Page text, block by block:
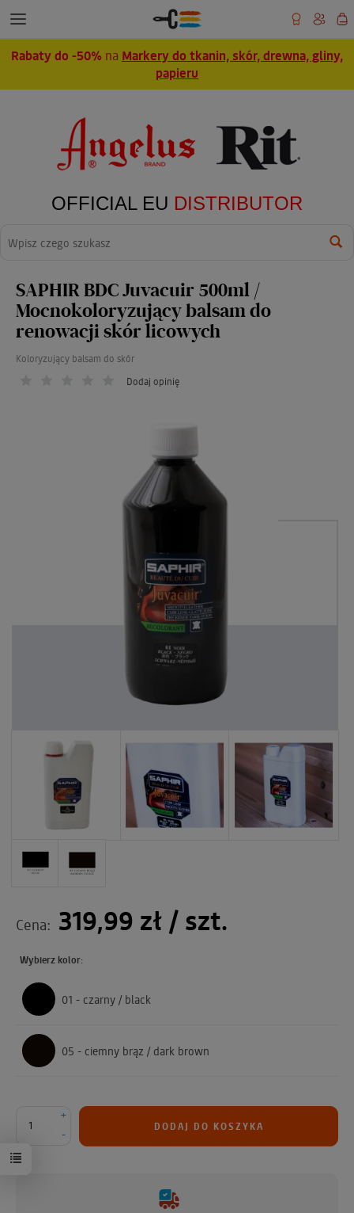
Rabaty do -50% na Markery do tkanin, skór, drewna, gliny,
papieru
OFFICIAL EU DISTRIBUTOR
SAPHIR BDC Juvacuir 500ml /
Mocnokoloryzujący balsam do
renowacji skór licowych
Koloryzujący balsam do skór
Dodaj opinię
Cena: 319,99 zł / szt.
Wybierz kolor:
01 - czarny / black
05 - ciemny brąz / dark brown
-
+
DODAJ DO KOSZYKA